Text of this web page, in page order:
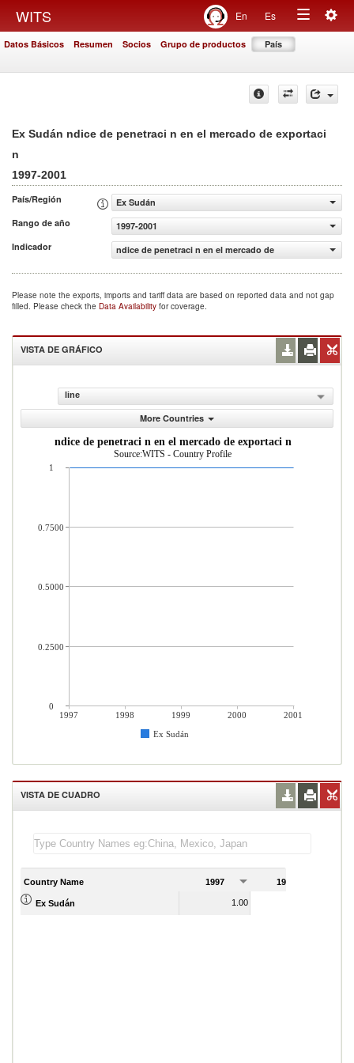
WITS En Es
Toggle
Datos Básicos Resumen Socios Grupo de productos País
Ex Sudán ndice de penetraci n en el mercado de exportaci
n
1997-2001
País/Región
Ex Sudán
Rango de año
1997-2001
Indicador
ndice de penetraci n en el mercado de exportaci n
Please note the exports, imports and tariff data are based on reported data and not gap
filled. Please check the Data Availability for coverage.
VISTA DE GRÁFICO
line
More Countries
ndice de penetraci n en el mercado de exportaci n
Source:WITS - Country Profile
1997 1998 1999 2000
2001
Ex Sudán
1
0.7500
0.5000
0.2500
0
VISTA DE CUADRO
Country Name 1997 1998
Ex Sudán 1.00